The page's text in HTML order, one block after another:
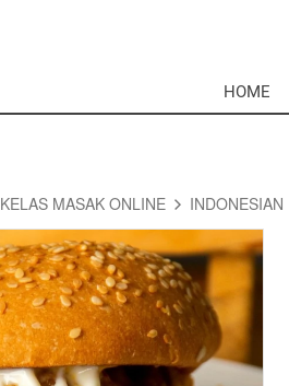
HOME
KELAS MASAK ONLINE INDONESIAN